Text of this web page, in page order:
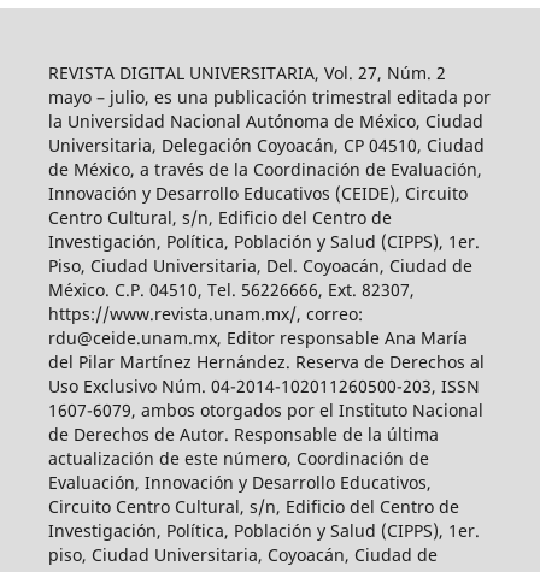
REVISTA DIGITAL UNIVERSITARIA, Vol. 27, Núm. 2
mayo – julio, es una publicación trimestral editada por
la Universidad Nacional Autónoma de México, Ciudad
Universitaria, Delegación Coyoacán, CP 04510, Ciudad
de México, a través de la Coordinación de Evaluación,
Innovación y Desarrollo Educativos (CEIDE), Circuito
Centro Cultural, s/n, Edificio del Centro de
Investigación, Política, Población y Salud (CIPPS), 1er.
Piso, Ciudad Universitaria, Del. Coyoacán, Ciudad de
México. C.P. 04510, Tel. 56226666, Ext. 82307,
https://www.revista.unam.mx/, correo:
rdu@ceide.unam.mx, Editor responsable Ana María
del Pilar Martínez Hernández. Reserva de Derechos al
Uso Exclusivo Núm. 04-2014-102011260500-203, ISSN
1607-6079, ambos otorgados por el Instituto Nacional
de Derechos de Autor. Responsable de la última
actualización de este número, Coordinación de
Evaluación, Innovación y Desarrollo Educativos,
Circuito Centro Cultural, s/n, Edificio del Centro de
Investigación, Política, Población y Salud (CIPPS), 1er.
piso, Ciudad Universitaria, Coyoacán, Ciudad de